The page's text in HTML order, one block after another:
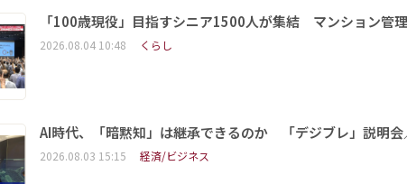
「100歳現役」目指すシニア1500人が集結 マンション管
2026.08.04 10:48 くらし
AI時代、「暗黙知」は継承できるのか 「デジブレ」説明会
2026.08.03 15:15 経済/ビジネス